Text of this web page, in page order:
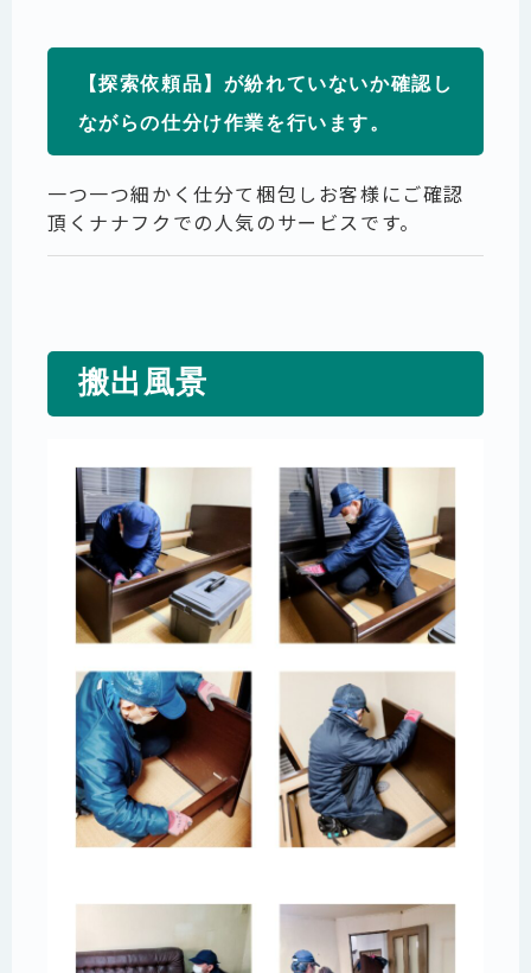
【探索依頼品】 が紛れていないか確認し
ながらの仕分け作業を行います。
一つ一つ細かく仕分て梱包しお客様にご確認
頂くナナフクでの人気のサービスです。
搬出風景